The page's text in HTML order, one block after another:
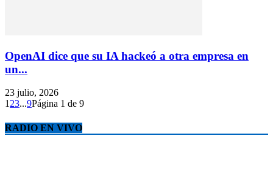
OpenAI dice que su IA hackeó a otra empresa en
un...
23 julio, 2026
1 23...9Página 1 de 9
RADIO EN VIVO